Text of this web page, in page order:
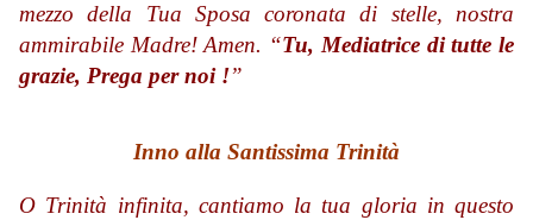
mezzo della Tua Sposa coronata di stelle, nostra
ammirabile Madre! Amen. “Tu, Mediatrice di tutte le
grazie, Prega per noi !”
Inno alla Santissima Trinità
O Trinità infinita, cantiamo la tua gloria in questo